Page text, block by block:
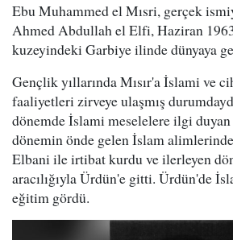
Ebu Muhammed el Mısri, gerçek
Ahmed Abdullah el Elfi, Haziran
kuzeyindeki Garbiye ilinde dünyaya
Gençlik yıllarında Mısır'a İslami ve
faaliyetleri zirveye ulaşmış
dönemde İslami meselelere ilgi
dönemin önde gelen İslam
Elbani ile irtibat kurdu ve ilerleyen
aracılığıyla Ürdün'e gitti. Ürdün'de
eğitim gördü.